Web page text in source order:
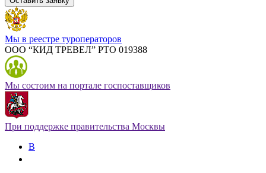
Мы в реестре туроператоров
ООО “КИД ТРЕВЕЛ” РТО 019388
Мы состоим на портале госпоставщиков
При поддержке правительства Москвы
В